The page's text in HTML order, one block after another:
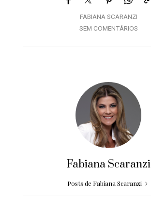
FABIANA SCARANZI
SEM COMENTÁRIOS
Fabiana Scaranzi
Posts de Fabiana Scaranzi